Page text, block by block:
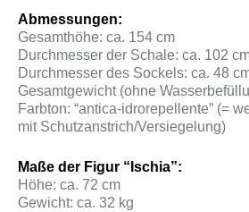
Abmessungen:
Gesamthöhe: ca. 154 cm
Durchmesser der Schale: ca. 102
Durchmesser des Sockels: ca. 48
Gesamtgewicht (ohne
Farbton: “antica-idrorepellente” (=
mit Schutzanstrich/Versiegelung)
Maße der Figur “Ischia”:
Höhe: ca. 72 cm
Gewicht: ca. 32 kg